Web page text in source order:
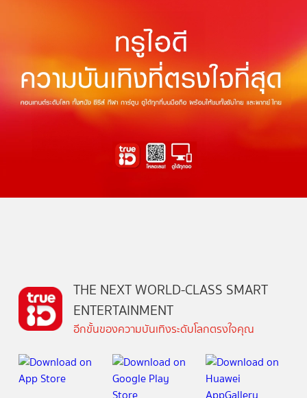
THE NEXT WORLD-CLASS SMART
ENTERTAINMENT
อีกขั้นของความบันเทิงระดับโลกตรงใจคุณ